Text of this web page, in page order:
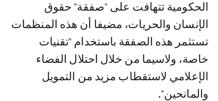
الحكومية تتهافت على "صفقة" حقوق
الإنسان والحريات، مضيفا أن هذه المنظمات
تستثمر هذه الصفقة باستخدام "تقنيات
خاصة، ولاسيما من خلال احتلال الفضاء
الإعلامي لاستقطاب مزيد من التمويل
والمانحين".